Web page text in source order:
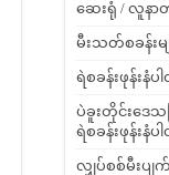
ဆေးရုံ / လူနာ
မီးသတ်စခန်းမျ
ရဲစခန်းဖုန်းနံပါ
ပဲခူးတိုင်းဒေ
ရဲစခန်းဖုန်းနံပါ
လျှပ်စစ်မီးပ